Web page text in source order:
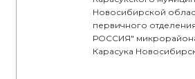
Новосибирской
первичного
РОССИЯ"
Карасука